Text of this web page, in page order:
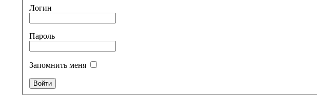
Логин
Пароль
Запомнить меня